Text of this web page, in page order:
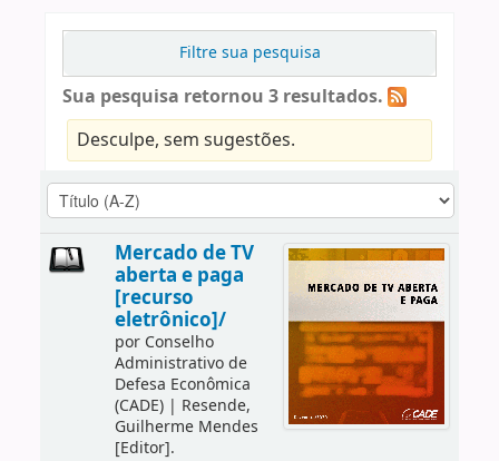
Filtre sua pesquisa
Sua pesquisa retornou 3 resultados.
Desculpe, sem sugestões.
Mercado de TV
aberta e paga
[recurso
eletrônico]/
por Conselho
Administrativo de
Defesa Econômica
(CADE)| Resende,
Guilherme Mendes
[Editor].